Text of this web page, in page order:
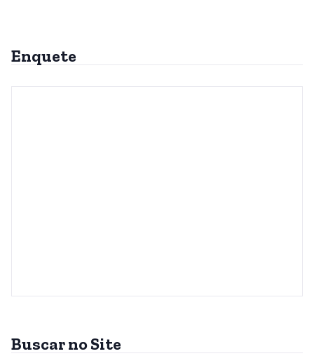
Enquete
Buscar no Site